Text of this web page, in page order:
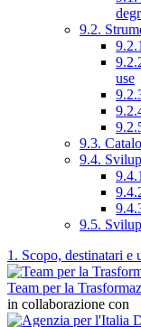
9.2.
use
9.3.
9.4.
9.5.
1. Scopo, destinatari e
Team per la
in collaborazione con